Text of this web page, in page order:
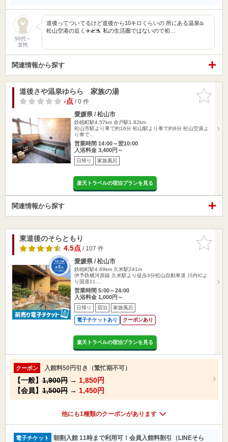
50代～
女性
道後ってついてるけど道後から10キロくらいの 所にある温泉♨️
松山空港の近く✈️🛫🛬 私の生活圏ではないので初…
関連情報から探す
お気に入
りに追加
道後さや温泉ゆらら 家族の湯
-点/ 0 件
愛媛県 / 松山市
鉄砲町駅4.57km 余戸駅1.82km
松山市駅より車で約16分 松山駅より車で約8分 松山空港よ
り車で…
営業時間 14:00～翌10:00
入浴料金 3,400円～
日帰り 家族風呂
楽天トラベルの宿泊プランを見る
関連情報から探す
お気に入
りに追加
東道後のそらともり
4.5点/ 107 件
愛媛県 / 松山市
鉄砲町駅4.69km 久米駅241m
伊予鉄横河原線 久米駅より徒歩3分松山自動車道 川内ICよ
り国道11…
営業時間 5:00～24:00
入浴料金 1,000円～
日帰り 宿泊 家族風呂
電子チケットあり クーポンあり
楽天トラベルの宿泊プランを見る
クーポン 入館料50円引き（繁忙期不可）
【一般】 1,900円 → 1,850円
【会員】 1,500円 → 1,450円
他にも1種類のクーポンがあります
電子チケット
朝割入館 11時まで利用可！会員入館料割引（LINEそら